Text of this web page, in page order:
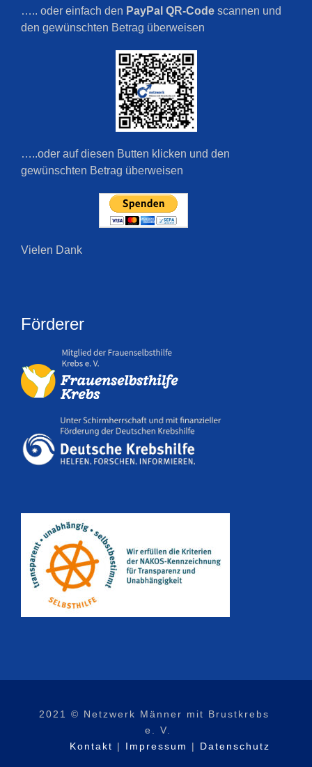
….. oder einfach den PayPal QR-Code scannen und
den gewünschten Betrag überweisen
…..oder auf diesen Butten klicken und den
gewünschten Betrag überweisen
Vielen Dank
Förderer
2021 © Netzwerk Männer mit Brustkrebs
e. V.
Kontakt | Impressum | Datenschutz